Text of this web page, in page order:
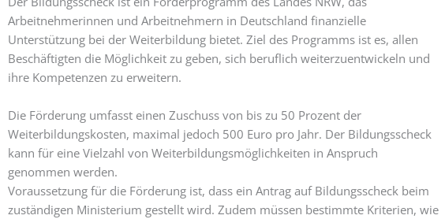
Arbeitnehmerinnen und Arbeitnehmern in Deutschland finanzielle
Unterstützung bei der Weiterbildung bietet. Ziel des Programms ist es, allen
Beschäftigten die Möglichkeit zu geben, sich beruflich weiterzuentwickeln und
ihre Kompetenzen zu erweitern.
Die Förderung umfasst einen Zuschuss von bis zu 50 Prozent der
Weiterbildungskosten, maximal jedoch 500 Euro pro Jahr. Der Bildungsscheck
kann für eine Vielzahl von Weiterbildungsmöglichkeiten in Anspruch
genommen werden.
Voraussetzung für die Förderung ist, dass ein Antrag auf Bildungsscheck beim
zuständigen Ministerium gestellt wird. Zudem müssen bestimmte Kriterien, wie